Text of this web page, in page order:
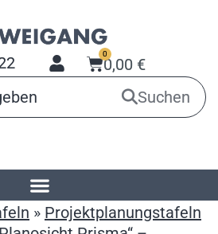
0,00 €
0
Suchen
»Arbeitsmittel für
» Projektplanungstafeln